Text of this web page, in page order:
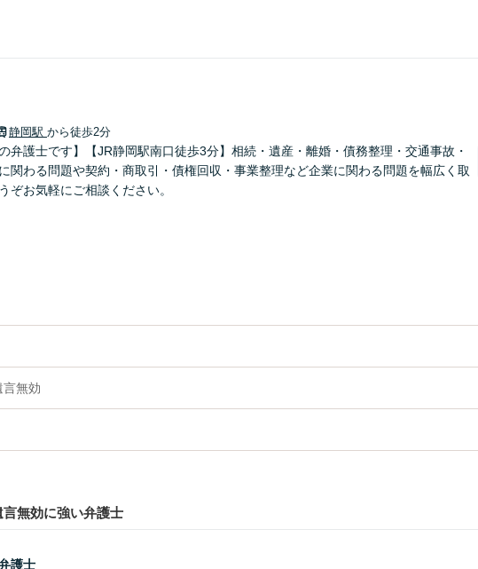
静岡駅 から徒歩2分
弁護士です】【JR静岡駅南口徒歩3分】相続・遺産・離婚・債務整理・交通事故・
関わる問題や契約・商取引・債権回収・事業整理など企業に関わる問題を幅広く取
ぞお気軽にご相談ください。
無効
無効に強い弁護士
護士